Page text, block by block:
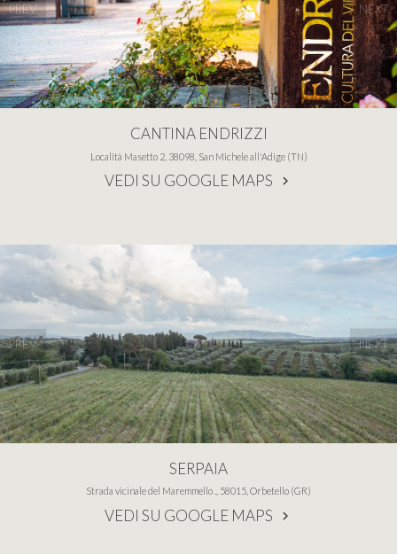
PREV NEXT
CANTINA ENDRIZZI
Località Masetto 2, 38098, San Michele all'Adige (TN)
VEDI SU GOOGLE MAPS
PREV NEXT
SERPAIA
Strada vicinale del Maremmello ., 58015, Orbetello (GR)
VEDI SU GOOGLE MAPS